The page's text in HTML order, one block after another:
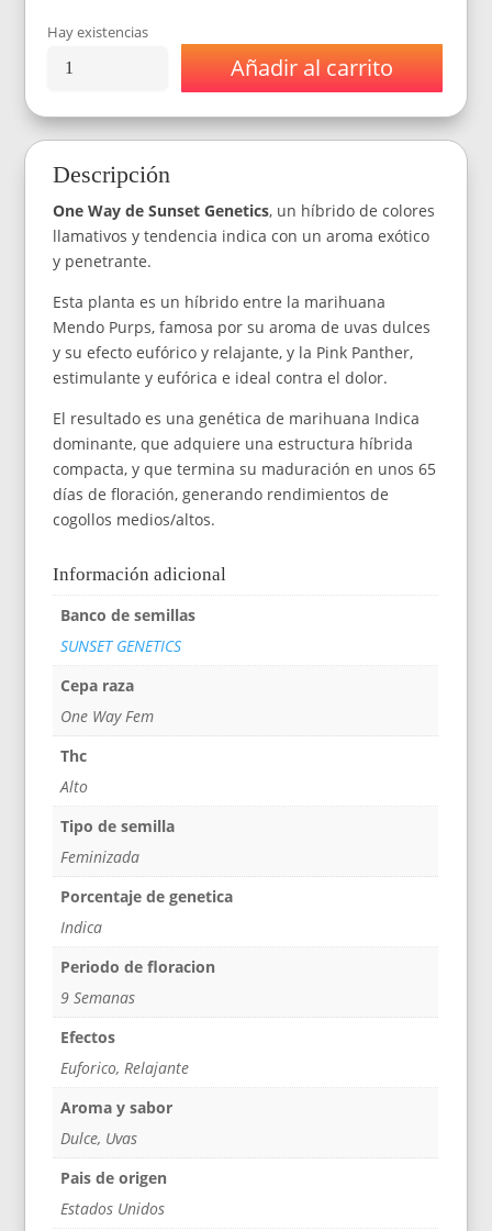
Hay existencias
Semillas
Genetics
One
FEM
cantidad
Añadir al carrito
Descripción
One Way de Sunset Genetics, un híbrido de colores
llamativos y tendencia indica con un aroma exótico
y penetrante.
Esta planta es un híbrido entre la marihuana
Mendo Purps, famosa por su aroma de uvas dulces
y su efecto eufórico y relajante, y la Pink Panther,
estimulante y eufórica e ideal contra el dolor.
El resultado es una genética de marihuana Indica
dominante, que adquiere una estructura híbrida
compacta, y que termina su maduración en unos 65
días de floración, generando rendimientos de
cogollos medios/altos.
Información adicional
Banco de semillas
SUNSET GENETICS
Cepa raza
One Way Fem
Thc
Alto
Tipo de semilla
Feminizada
Porcentaje de genetica
Indica
Periodo de floracion
9 Semanas
Efectos
Euforico, Relajante
Aroma y sabor
Dulce, Uvas
Pais de origen
Estados Unidos